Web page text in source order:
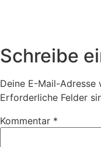
Schreibe
Deine E-Mail-
Erforderliche Felder
Kommentar *